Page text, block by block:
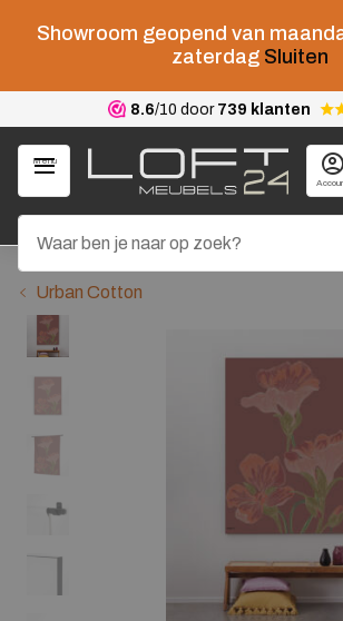
Showroom geopend van
zaterdag Sluiten
8.6/10 door 739 klanten
Menu
Urban Cotton